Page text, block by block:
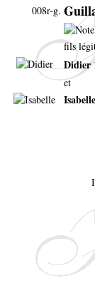
008r-g.
fils
Didier
et